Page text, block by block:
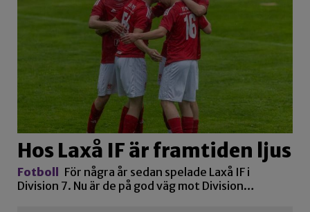
Hos Laxå IF är framtiden ljus
Fotboll
För några år sedan spelade Laxå IF i
Division 7. Nu är de på god väg mot Division…